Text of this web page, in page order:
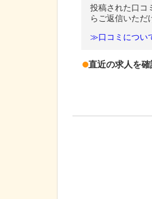
投稿された口コ
らご返信いただ
≫口コミについ
直近の求人を確